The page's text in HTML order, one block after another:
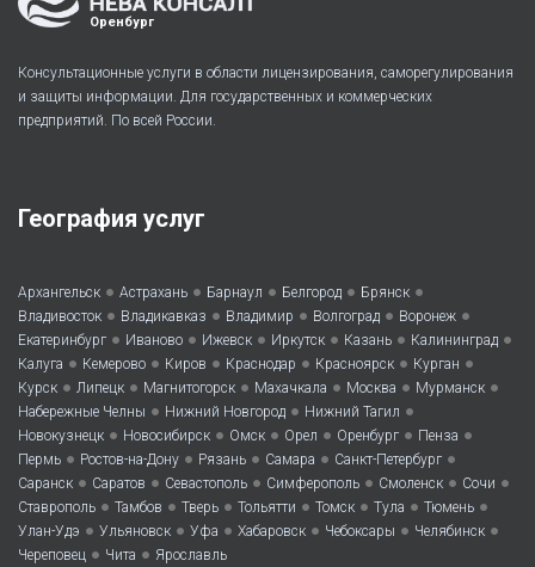
Оренбург
Консультационные услуги в области лицензирования, саморегулирования
и защиты информации. Для государственных и коммерческих
предприятий. По всей России.
География услуг
Архангельск • Астрахань • Барнаул • Белгород • Брянск •
Владивосток • Владикавказ • Владимир • Волгоград • Воронеж •
Екатеринбург • Иваново • Ижевск • Иркутск • Казань • Калининград •
Калуга • Кемерово • Киров • Краснодар • Красноярск • Курган •
Курск • Липецк • Магнитогорск • Махачкала • Москва • Мурманск •
Набережные Челны • Нижний Новгород • Нижний Тагил •
Новокузнецк • Новосибирск • Омск • Орел • Оренбург • Пенза •
Пермь • Ростов-на-Дону • Рязань • Самара • Санкт-Петербург •
Саранск • Саратов • Севастополь • Симферополь • Смоленск • Сочи •
Ставрополь • Тамбов • Тверь • Тольятти • Томск • Тула • Тюмень •
Улан-Удэ • Ульяновск • Уфа • Хабаровск • Чебоксары • Челябинск •
Череповец • Чита • Ярославль